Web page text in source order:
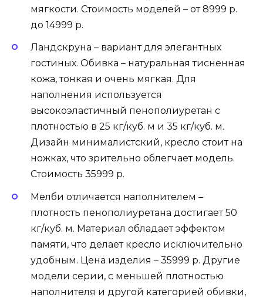
мягкости. Стоимость моделей – от 8999 р.
до 14999 р.
Ландскруна – вариант для элегантных
гостиных. Обивка – натуральная тисненная
кожа, тонкая и очень мягкая. Для
наполнения используется
высокоэластичный пенополиуретан с
плотностью в 25 кг/куб. м и 35 кг/куб. м.
Дизайн минималистский, кресло стоит на
ножках, что зрительно облегчает модель.
Стоимость 35999 р.
Мелби отличается наполнителем –
плотность пенополиуретана достигает 50
кг/куб. м. Материал обладает эффектом
памяти, что делает кресло исключительно
удобным. Цена изделия – 35999 р. Другие
модели серии, с меньшей плотностью
наполнителя и другой категорией обивки,